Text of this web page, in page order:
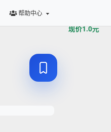
帮助中心
现价1.0元